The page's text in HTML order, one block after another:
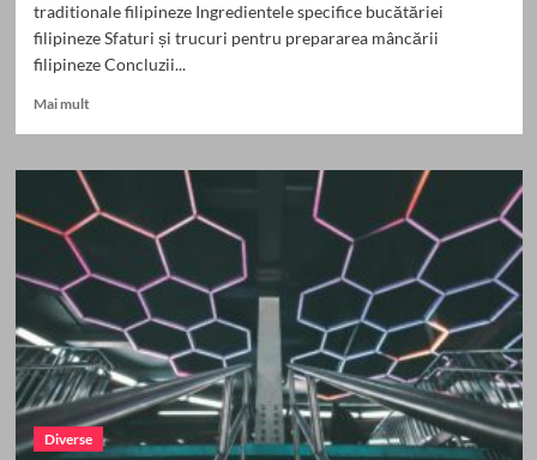
traditionale filipineze Ingredientele specifice bucătăriei
filipineze Sfaturi și trucuri pentru prepararea mâncării
filipineze Concluzii...
Mai multRead
Descoperă
secretele
bucătăriei
filipineze
și
începe
gătești
ca
un
adevărat
filipinez
Diverse